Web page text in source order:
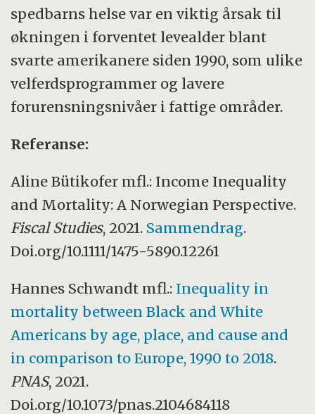
spedbarns helse var en viktig årsak til
økningen i forventet levealder blant
svarte amerikanere siden 1990, som ulike
velferdsprogrammer og lavere
forurensningsnivåer i fattige områder.
Referanse:
Aline Bütikofer mfl.: Income Inequality
and Mortality: A Norwegian Perspective.
Fiscal Studies, 2021. Sammendrag.
Doi.org/10.1111/1475-5890.12261
Hannes Schwandt mfl.: Inequality in
mortality between Black and White
Americans by age, place, and cause and
in comparison to Europe, 1990 to 2018.
PNAS, 2021.
Doi.org/10.1073/pnas.2104684118